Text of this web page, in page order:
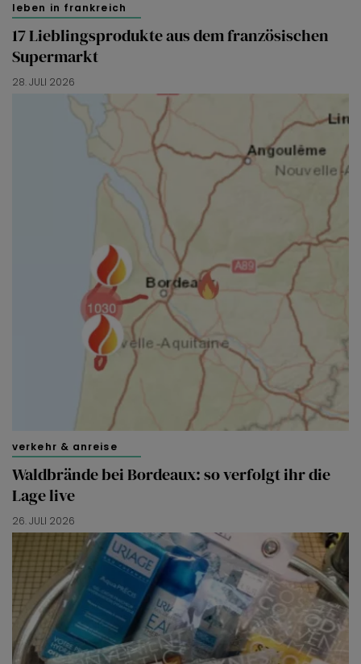
leben in frankreich
17 Lieblingsprodukte aus dem französischen
Supermarkt
28. JULI 2026
verkehr & anreise
Waldbrände bei Bordeaux: so verfolgt ihr die
Lage live
26. JULI 2026